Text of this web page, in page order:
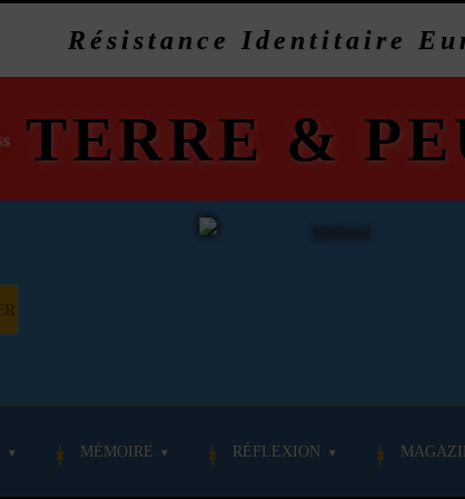
Résistance Identitaire
TERRE &
MÉMOIRE RÉFLEXION